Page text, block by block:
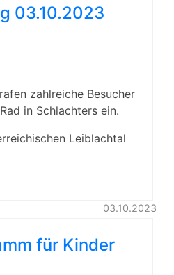
03.10.2023
zahlreiche Besucher
in Schlachters ein.
Leiblachtal
03.10.2023
für Kinder